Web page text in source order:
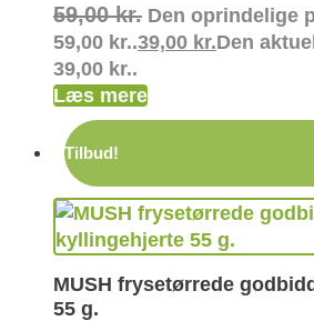
59,00kr. Den oprindelige
59,00 kr..39,00 kr.Den
39,00 kr..
Læs mere
Tilbud!
MUSH frysetørrede
55 g.